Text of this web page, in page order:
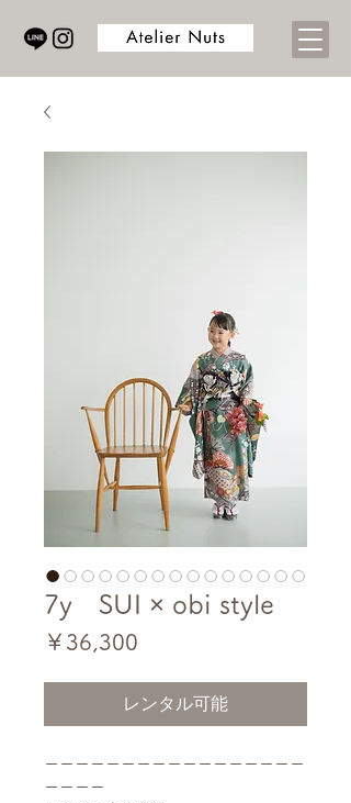
7y SUI × obi style
￥36,300
レンタル可能
ーーーーーーーーーーーーーーーーー
ーーーー